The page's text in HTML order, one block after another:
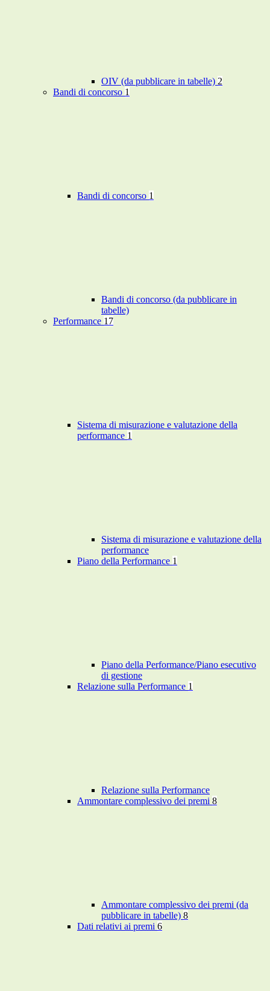
OIV (da pubblicare in tabelle) 2
Bandi di concorso 1
Bandi di concorso 1
Bandi di concorso (da pubblicare in
tabelle)
Performance 17
Sistema di misurazione e valutazione della
performance 1
Sistema di misurazione e valutazione della
performance
Piano della Performance 1
Piano della Performance/Piano esecutivo
di gestione
Relazione sulla Performance 1
Relazione sulla Performance
Ammontare complessivo dei premi 8
Ammontare complessivo dei premi (da
pubblicare in tabelle) 8
Dati relativi ai premi 6